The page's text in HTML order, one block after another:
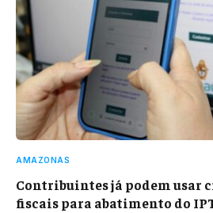
AMAZONAS
Contribuintes já podem usar
fiscais para abatimento do